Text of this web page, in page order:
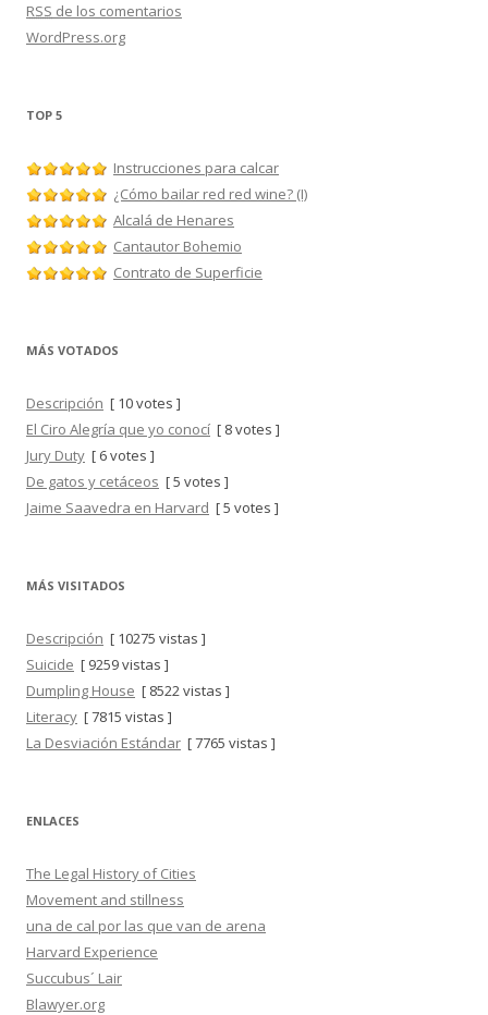
RSS de los comentarios
WordPress.org
TOP 5
Instrucciones para calcar
¿Cómo bailar red red wine? (I)
Alcalá de Henares
Cantautor Bohemio
Contrato de Superficie
MÁS VOTADOS
Descripción [ 10 votes ]
El Ciro Alegría que yo conocí [ 8 votes ]
Jury Duty [ 6 votes ]
De gatos y cetáceos [ 5 votes ]
Jaime Saavedra en Harvard [ 5 votes ]
MÁS VISITADOS
Descripción [ 10275 vistas ]
Suicide [ 9259 vistas ]
Dumpling House [ 8522 vistas ]
Literacy [ 7815 vistas ]
La Desviación Estándar [ 7765 vistas ]
ENLACES
The Legal History of Cities
Movement and stillness
una de cal por las que van de arena
Harvard Experience
Succubus´ Lair
Blawyer.org